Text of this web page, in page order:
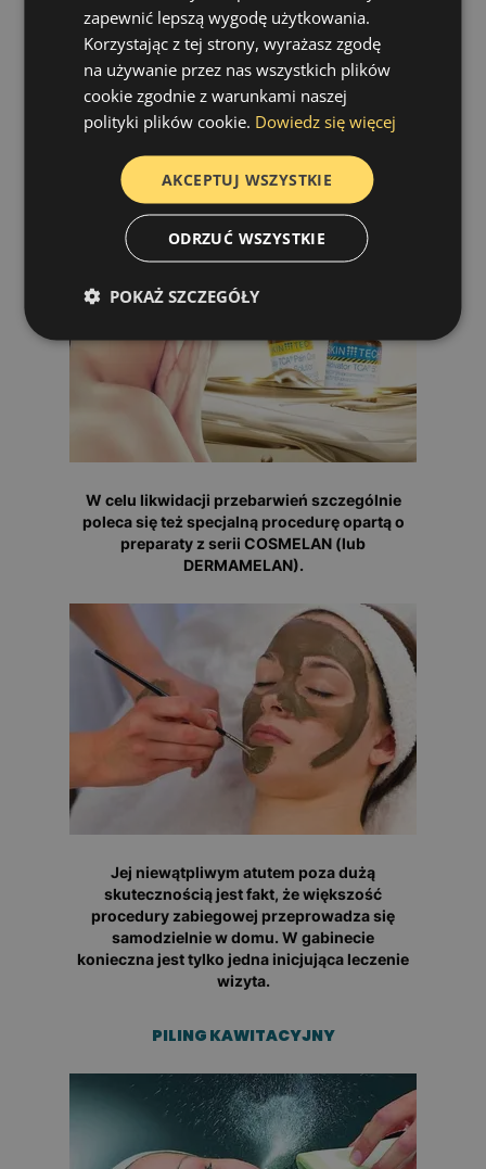
całym świecie. Po zabiegu w celu
wzmocnienia efektu stosuje się specjalne,
dedykowane do określonego problemu
skórnego kremy.
W celu likwidacji przebarwień szczególnie
poleca się też specjalną procedurę opartą o
preparaty z serii COSMELAN (lub
DERMAMELAN).
Jej niewątpliwym atutem poza dużą
skutecznością jest fakt, że większość
procedury zabiegowej przeprowadza się
samodzielnie w domu. W gabinecie
konieczna jest tylko jedna inicjująca leczenie
wizyta.
PILING KAWITACYJNY
zapewnić lepszą wygodę użytkowania.
Korzystając z tej strony, wyrażasz zgodę
na używanie przez nas wszystkich plików
cookie zgodnie z warunkami naszej
polityki plików cookie. Dowiedz się więcej
AKCEPTUJ WSZYSTKIE
ODRZUĆ WSZYSTKIE
POKAŻ SZCZEGÓŁY